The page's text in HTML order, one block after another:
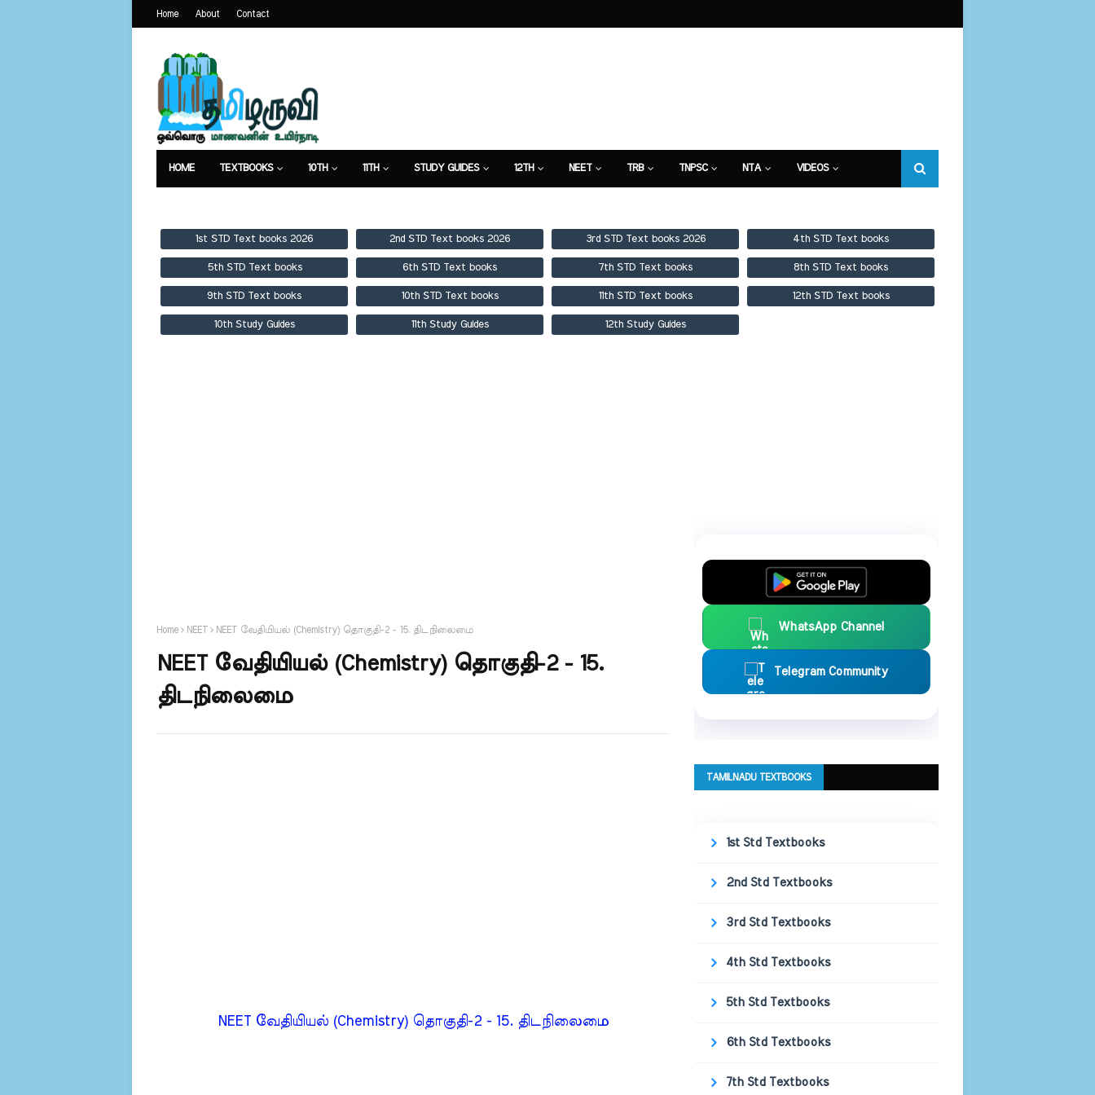
Home About Contact
HOME TEXTBOOKS 10TH 11TH STUDY GUIDES 12TH NEET TRB TNPSC NTA VIDEOS
1st STD Text books 2026 2nd STD Text books 2026 3rd STD Text books 2026 4th STD Text books
5th STD Text books 6th STD Text books 7th STD Text books 8th STD Text books
9th STD Text books 10th STD Text books 11th STD Text books 12th STD Text books
10th Study Guides 11th Study Guides 12th Study Guides
Home NEET NEET வேதியியல் (Chemistry) தொகுதி-2 - 15. திடநிலைமை
NEET வேதியியல் (Chemistry) தொகுதி-2 - 15.
திடநிலைமை
NEET வேதியியல் (Chemistry) தொகுதி-2 - 15. திடநிலைமை
WhatsApp Channel
Telegram Community
TAMILNADU TEXTBOOKS
1st Std Textbooks
2nd Std Textbooks
3rd Std Textbooks
4th Std Textbooks
5th Std Textbooks
6th Std Textbooks
7th Std Textbooks